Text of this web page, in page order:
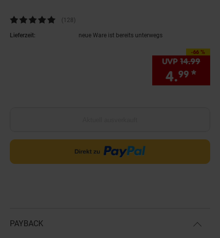
Kundenbewertung: 4,79 von 5 Sternen
(128Kundenbewertungen
)
Lieferzeit: neue Ware ist bereits unterwegs
-66 %
Sie Sparen 66
UVP 14.99UVP
4.99 *
PAYBACK